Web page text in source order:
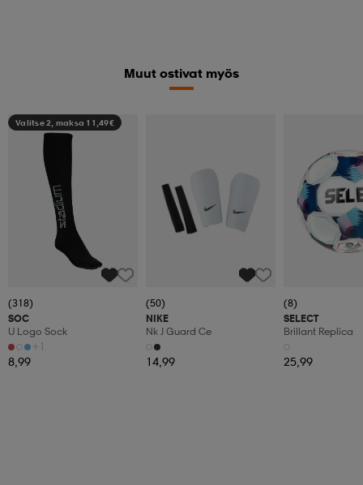
Muut ostivat myös
Valitse 2, maksa 11,49€
(318)
SOC
U Logo Sock
+1
8,99
(50)
NIKE
Nk J Guard Ce
14,99
(8)
SELECT
Brillant Replica
25,99